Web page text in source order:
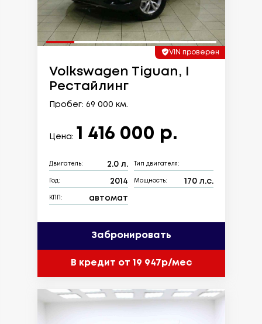
VIN проверен
Volkswagen Tiguan, I
Рестайлинг
Пробег: 69 000 км.
Цена: 1 416 000 р.
Двигатель: 2.0 л. Тип двигателя:
Год: 2014 Мощность: 170 л.с.
КПП: автомат
Забронировать
В кредит от 19 947р/мес